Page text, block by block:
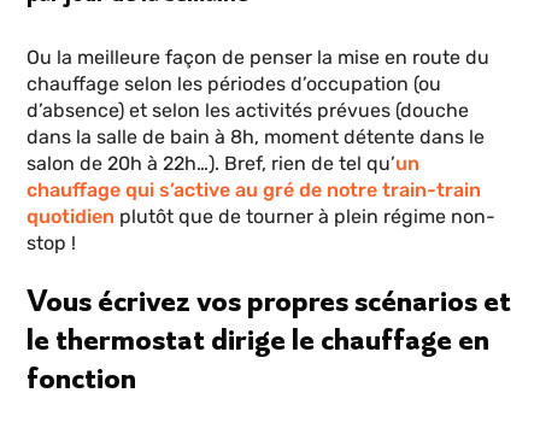
Ou la meilleure façon de penser la mise en route du
chauffage selon les périodes d’occupation (ou
d’absence) et selon les activités prévues (douche
dans la salle de bain à 8h, moment détente dans le
salon de 20h à 22h…). Bref, rien de tel qu’un
chauffage qui s’active au gré de notre train-train
quotidien plutôt que de tourner à plein régime non-
stop !
Vous écrivez vos propres scénarios et
le thermostat dirige le chauffage en
fonction